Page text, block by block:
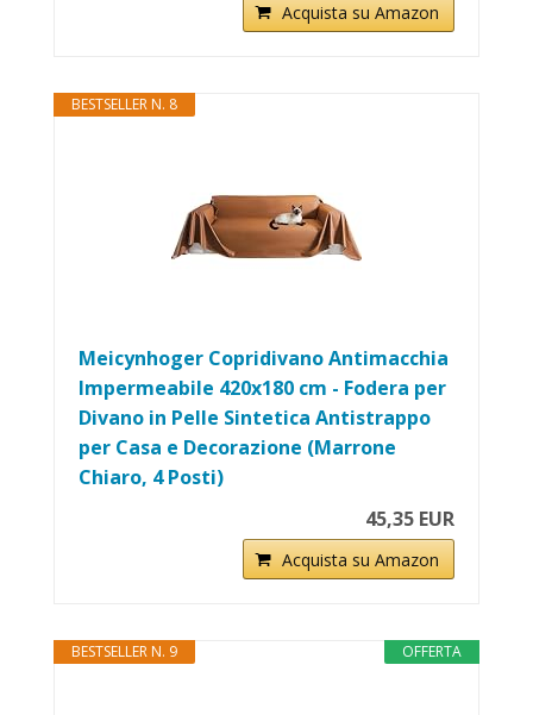
Acquista su Amazon
BESTSELLER N. 8
Meicynhoger Copridivano Antimacchia
Impermeabile 420x180 cm - Fodera per
Divano in ​​Pelle Sintetica Antistrappo
per Casa e Decorazione (Marrone
Chiaro, 4 Posti)
45,35 EUR
Acquista su Amazon
OFFERTA
BESTSELLER N. 9